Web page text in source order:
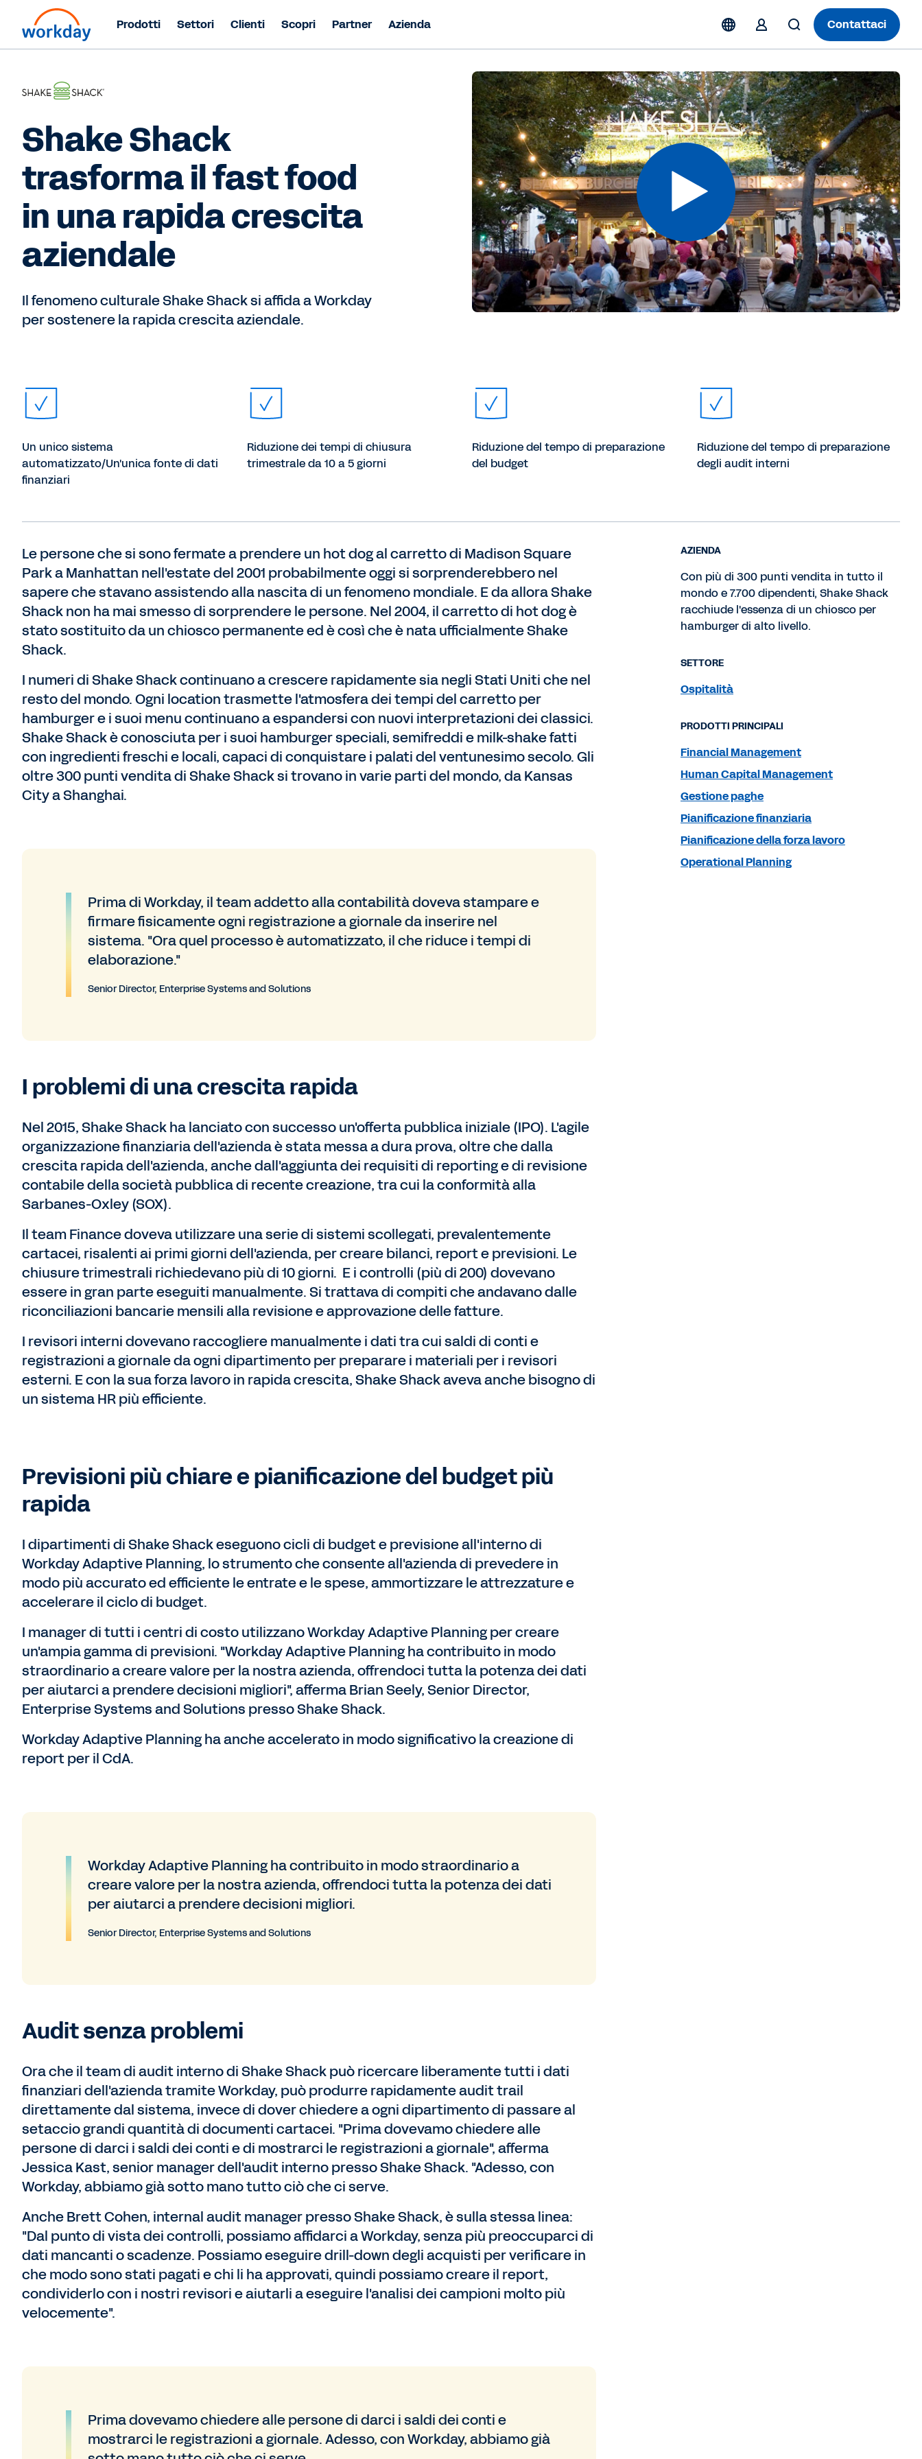
Prodotti Settori Clienti Scopri Partner Azienda Contattaci
Shake Shack
trasforma il fast food
in una rapida crescita
aziendale
Il fenomeno culturale Shake Shack si affida a Workday
per sostenere la rapida crescita aziendale.
Un unico sistema
automatizzato/Un'unica fonte di dati
finanziari
Riduzione dei tempi di chiusura
trimestrale da 10 a 5 giorni
Riduzione del tempo di preparazione
del budget
Riduzione del tempo di preparazione
degli audit interni
Le persone che si sono fermate a prendere un hot dog al carretto di Madison Square
Park a Manhattan nell'estate del 2001 probabilmente oggi si sorprenderebbero nel
sapere che stavano assistendo alla nascita di un fenomeno mondiale. E da allora Shake
Shack non ha mai smesso di sorprendere le persone. Nel 2004, il carretto di hot dog è
stato sostituito da un chiosco permanente ed è così che è nata ufficialmente Shake
Shack.
I numeri di Shake Shack continuano a crescere rapidamente sia negli Stati Uniti che nel
resto del mondo. Ogni location trasmette l'atmosfera dei tempi del carretto per
hamburger e i suoi menu continuano a espandersi con nuovi interpretazioni dei classici.
Shake Shack è conosciuta per i suoi hamburger speciali, semifreddi e milk-shake fatti
con ingredienti freschi e locali, capaci di conquistare i palati del ventunesimo secolo. Gli
oltre 300 punti vendita di Shake Shack si trovano in varie parti del mondo, da Kansas
City a Shanghai.
Prima di Workday, il team addetto alla contabilità doveva stampare e
firmare fisicamente ogni registrazione a giornale da inserire nel
sistema. "Ora quel processo è automatizzato, il che riduce i tempi di
elaborazione."
Senior Director, Enterprise Systems and Solutions
I problemi di una crescita rapida
Nel 2015, Shake Shack ha lanciato con successo un'offerta pubblica iniziale (IPO). L'agile
organizzazione finanziaria dell'azienda è stata messa a dura prova, oltre che dalla
crescita rapida dell'azienda, anche dall'aggiunta dei requisiti di reporting e di revisione
contabile della società pubblica di recente creazione, tra cui la conformità alla
Sarbanes-Oxley (SOX).
Il team Finance doveva utilizzare una serie di sistemi scollegati, prevalentemente
cartacei, risalenti ai primi giorni dell'azienda, per creare bilanci, report e previsioni. Le
chiusure trimestrali richiedevano più di 10 giorni. E i controlli (più di 200) dovevano
essere in gran parte eseguiti manualmente. Si trattava di compiti che andavano dalle
riconciliazioni bancarie mensili alla revisione e approvazione delle fatture.
I revisori interni dovevano raccogliere manualmente i dati tra cui saldi di conti e
registrazioni a giornale da ogni dipartimento per preparare i materiali per i revisori
esterni. E con la sua forza lavoro in rapida crescita, Shake Shack aveva anche bisogno di
un sistema HR più efficiente.
Previsioni più chiare e pianificazione del budget più
rapida
I dipartimenti di Shake Shack eseguono cicli di budget e previsione all'interno di
Workday Adaptive Planning, lo strumento che consente all'azienda di prevedere in
modo più accurato ed efficiente le entrate e le spese, ammortizzare le attrezzature e
accelerare il ciclo di budget.
I manager di tutti i centri di costo utilizzano Workday Adaptive Planning per creare
un'ampia gamma di previsioni. "Workday Adaptive Planning ha contribuito in modo
straordinario a creare valore per la nostra azienda, offrendoci tutta la potenza dei dati
per aiutarci a prendere decisioni migliori", afferma Brian Seely, Senior Director,
Enterprise Systems and Solutions presso Shake Shack.
Workday Adaptive Planning ha anche accelerato in modo significativo la creazione di
report per il CdA.
Workday Adaptive Planning ha contribuito in modo straordinario a
creare valore per la nostra azienda, offrendoci tutta la potenza dei dati
per aiutarci a prendere decisioni migliori.
Senior Director, Enterprise Systems and Solutions
Audit senza problemi
Ora che il team di audit interno di Shake Shack può ricercare liberamente tutti i dati
finanziari dell'azienda tramite Workday, può produrre rapidamente audit trail
direttamente dal sistema, invece di dover chiedere a ogni dipartimento di passare al
setaccio grandi quantità di documenti cartacei. "Prima dovevamo chiedere alle
persone di darci i saldi dei conti e di mostrarci le registrazioni a giornale", afferma
Jessica Kast, senior manager dell'audit interno presso Shake Shack. "Adesso, con
Workday, abbiamo già sotto mano tutto ciò che ci serve.
Anche Brett Cohen, internal audit manager presso Shake Shack, è sulla stessa linea:
"Dal punto di vista dei controlli, possiamo affidarci a Workday, senza più preoccuparci di
dati mancanti o scadenze. Possiamo eseguire drill-down degli acquisti per verificare in
che modo sono stati pagati e chi li ha approvati, quindi possiamo creare il report,
condividerlo con i nostri revisori e aiutarli a eseguire l'analisi dei campioni molto più
velocemente".
Prima dovevamo chiedere alle persone di darci i saldi dei conti e
mostrarci le registrazioni a giornale. Adesso, con Workday, abbiamo già
AZIENDA
Con più di 300 punti vendita in tutto il
mondo e 7.700 dipendenti, Shake Shack
racchiude l'essenza di un chiosco per
hamburger di alto livello.
SETTORE
Ospitalità
PRODOTTI PRINCIPALI
Financial Management
Human Capital Management
Gestione paghe
Pianificazione finanziaria
Pianificazione della forza lavoro
Operational Planning